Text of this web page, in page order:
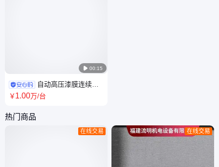
 00:15
自动高压漆膜连续性
试验仪 稳态短路电流（25±5）
￥1.00万/台
热门商品
在线交易 在线交易